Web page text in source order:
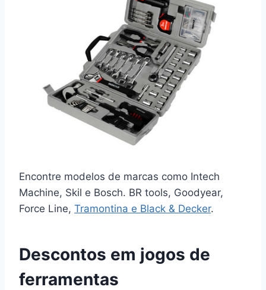
Encontre modelos de marcas como Intech
Machine, Skil e Bosch. BR tools, Goodyear,
Force Line, Tramontina e Black & Decker.
Descontos em jogos de
ferramentas